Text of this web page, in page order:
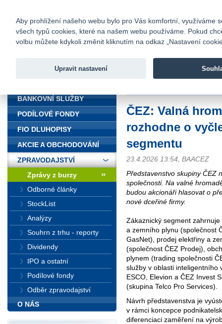
Fio banka
Fio banka
ČEZ: Valná
rozhodne o
segmentu
23.4.2026 13:54, BAACEZ
Představenstvo skupiny ČEZ
společnosti. Na valné
budou akcionáři hlasovat o
nové dceřiné firmy.
Zákaznický segment
a zemního plynu (společnost
GasNet), prodej elektřiny a
(společnost ČEZ Prodej),
plynem (trading společnosti
služby v oblasti inteligentního
ESCO, Elevion a ČEZ Invest
(skupina Telco Pro Services).
Návrh představenstva je
v rámci koncepce
diferenciaci zaměření na
BANKOVNÍ SLUŽBY
PODÍLOVÉ FONDY
FIO DLUHOPISY
AKCIE A OBCHODOVÁNÍ
ZPRAVODAJSTVÍ
Zprávy z burzy
Odborné články
StockList
Analýzy
Souhrn z trhu - reporty
Dividendy
IPO a ostatní
Podílové fondy
Odběr zpravodajství
O NÁS
Aby prohlížení našeho webu bylo pro Vás komfortní, využíváme
všech typů cookies, které na našem webu používáme. Pokud
volbu můžete kdykoli změnit kliknutím na odkaz „Nastavení
Upravit nastavení